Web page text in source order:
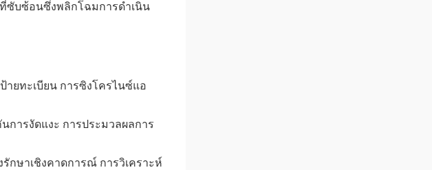
ที่ซับซ้อนซึ่งพลิกโฉมการดำเนิน
ายทะเบียน การซิงโครไนซ์แอ
การงัดแงะ การประมวลผลการ
กษาเชิงคาดการณ์ การวิเคราะห์